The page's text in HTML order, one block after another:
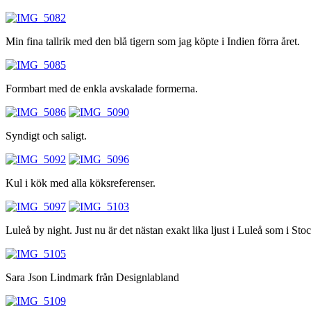
Min fina tallrik med den blå tigern som jag köpte i Indien förra året.
Formbart med de enkla avskalade formerna.
Syndigt och saligt.
Kul i kök med alla köksreferenser.
Luleå by night. Just nu är det nästan exakt lika ljust i Luleå som i
Sara Json Lindmark från Designlabland